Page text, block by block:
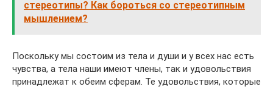
стереотипы? Как бороться со стереотипным
мышлением?
Поскольку мы состоим из тела и души и у всех нас есть
чувства, а тела наши имеют члены, так и удовольствия
принадлежат к обеим сферам. Те удовольствия, которые